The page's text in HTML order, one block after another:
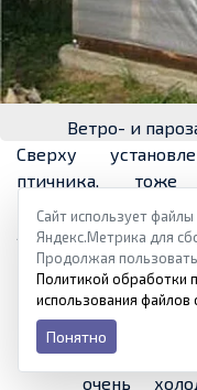
Ветро- и
Сверху
птичника, тоже
пароизоляционная
лишней. А уже
вагонка или иная
Стены
или
долговечны
очень
Сайт использует
Яндекс.Метрика для
Продолжая
Политикой обработки
использования файлов
Понятно